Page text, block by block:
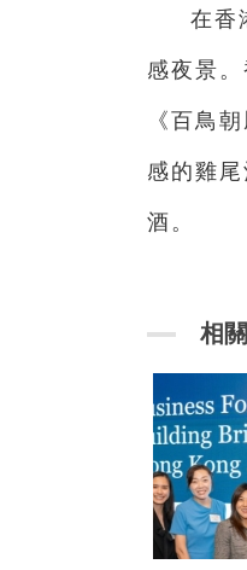
在香
感夜景
《百鳥
感的雞
酒。
相